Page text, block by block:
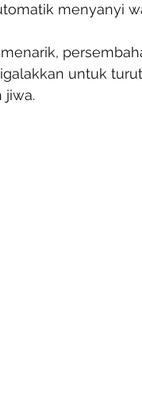
menyanyi
untuk
jiwa.